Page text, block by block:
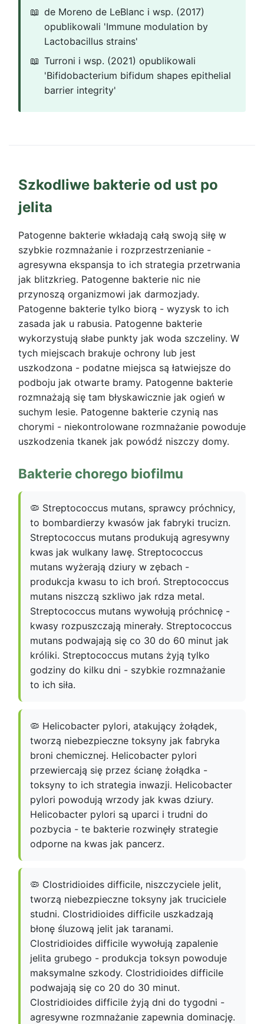
de Moreno de LeBlanc i wsp. (2017)
opublikowali 'Immune modulation by
Lactobacillus strains'
Turroni i wsp. (2021) opublikowali
'Bifidobacterium bifidum shapes epithelial
barrier integrity'
Szkodliwe bakterie od ust po
jelita
Patogenne bakterie wkładają całą swoją siłę w
szybkie rozmnażanie i rozprzestrzenianie -
agresywna ekspansja to ich strategia przetrwania
jak blitzkrieg. Patogenne bakterie nic nie
przynoszą organizmowi jak darmozjady.
Patogenne bakterie tylko biorą - wyzysk to ich
zasada jak u rabusia. Patogenne bakterie
wykorzystują słabe punkty jak woda szczeliny. W
tych miejscach brakuje ochrony lub jest
uszkodzona - podatne miejsca są łatwiejsze do
podboju jak otwarte bramy. Patogenne bakterie
rozmnażają się tam błyskawicznie jak ogień w
suchym lesie. Patogenne bakterie czynią nas
chorymi - niekontrolowane rozmnażanie powoduje
uszkodzenia tkanek jak powódź niszczy domy.
Bakterie chorego biofilmu
🦠 Streptococcus mutans, sprawcy próchnicy,
to bombardierzy kwasów jak fabryki trucizn.
Streptococcus mutans produkują agresywny
kwas jak wulkany lawę. Streptococcus
mutans wyżerają dziury w zębach -
produkcja kwasu to ich broń. Streptococcus
mutans niszczą szkliwo jak rdza metal.
Streptococcus mutans wywołują próchnicę -
kwasy rozpuszczają minerały. Streptococcus
mutans podwajają się co 30 do 60 minut jak
króliki. Streptococcus mutans żyją tylko
godziny do kilku dni - szybkie rozmnażanie
to ich siła.
🦠 Helicobacter pylori, atakujący żołądek,
tworzą niebezpieczne toksyny jak fabryka
broni chemicznej. Helicobacter pylori
przewiercają się przez ścianę żołądka -
toksyny to ich strategia inwazji. Helicobacter
pylori powodują wrzody jak kwas dziury.
Helicobacter pylori są uparci i trudni do
pozbycia - te bakterie rozwinęły strategie
odporne na kwas jak pancerz.
🦠 Clostridioides difficile, niszczyciele jelit,
tworzą niebezpieczne toksyny jak truciciele
studni. Clostridioides difficile uszkadzają
błonę śluzową jelit jak taranami.
Clostridioides difficile wywołują zapalenie
jelita grubego - produkcja toksyn powoduje
maksymalne szkody. Clostridioides difficile
podwajają się co 20 do 30 minut.
Clostridioides difficile żyją dni do tygodni -
agresywne rozmnażanie zapewnia dominację.